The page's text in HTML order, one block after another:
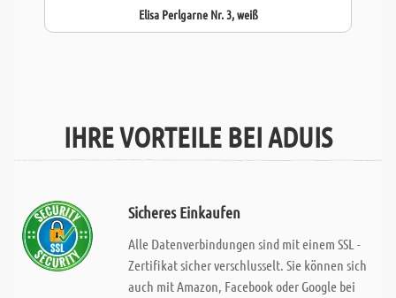
Elisa Perlgarne Nr. 3, weiß
IHRE VORTEILE BEI ADUIS
Sicheres Einkaufen
Alle Datenverbindungen sind mit einem SSL -
Zertifikat sicher verschlusselt. Sie können sich
auch mit Amazon, Facebook oder Google bei